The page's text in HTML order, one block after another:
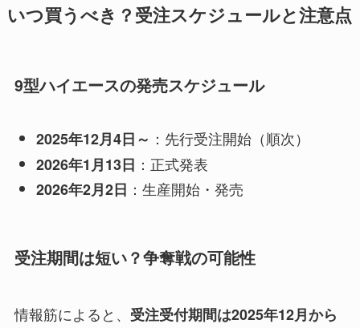
いつ買うべき？受注スケジュールと注意点
9型ハイエースの発売スケジュール
2025年12月4日～ ：先行受注開始（順次）
2026年1月13日 ：正式発表
2026年2月2日 ：生産開始・発売
受注期間は短い？争奪戦の可能性
情報筋によると、 受注受付期間は2025年12月から